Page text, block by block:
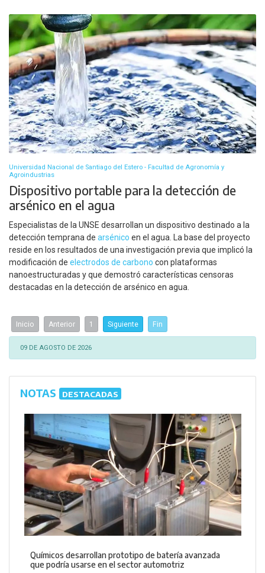
Universidad Nacional de Santiago del Estero - Facultad de Agronomía y
Agroindustrias
Dispositivo portable para la detección de
arsénico en el agua
Especialistas de la UNSE desarrollan un dispositivo destinado a la
detección temprana de arsénico en el agua. La base del proyecto
reside en los resultados de una investigación previa que implicó la
modificación de electrodos de carbono con plataformas
nanoestructuradas y que demostró características censoras
destacadas en la detección de arsénico en agua.
Inicio Anterior 1 Siguiente Fin
09 DE AGOSTO DE 2026
NOTAS DESTACADAS
Químicos desarrollan prototipo de batería avanzada
que podría usarse en el sector automotriz